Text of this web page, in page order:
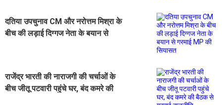
दतिया उपचुनाव CM और नरोत्तम मिश्रा के
बीच की लड़ाई दिग्गज नेता के बयान से
राजेंद्र भारती की नाराजगी की चर्चाओं के
बीच जीतू पटवारी पहुंचे घर, बंद कमरे की